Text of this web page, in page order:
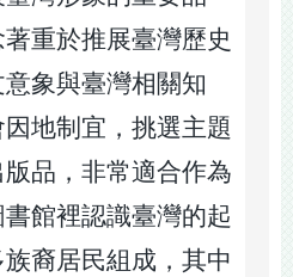
重於推展臺灣歷史
象與臺灣相關知
地制宜，挑選主題
品，非常適合作為
館裡認識臺灣的起
裔居民組成，其中